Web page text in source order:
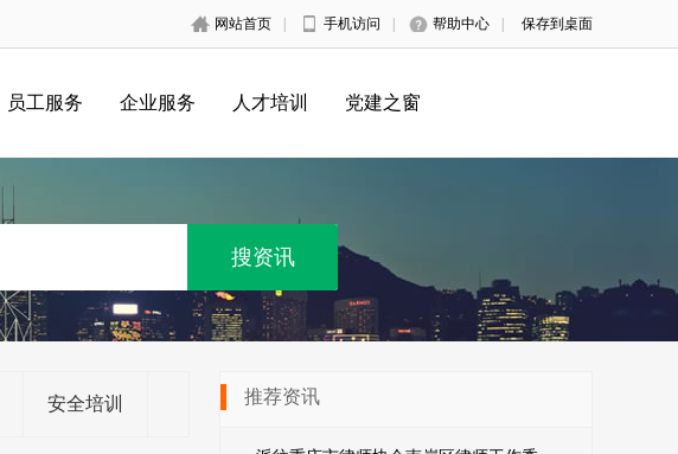
网站首页 手机访问 帮助中心 保存到桌面
员工服务 企业服务 人才培训 党建之窗
安全培训 推荐资讯